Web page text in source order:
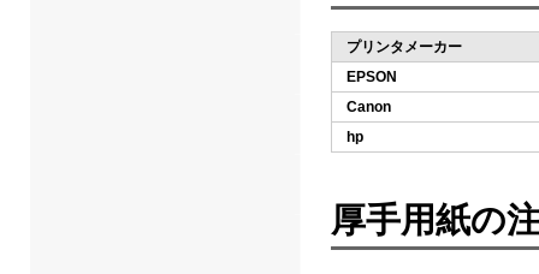
プリンタメーカー
EPSON
Canon
hp
厚手用紙の